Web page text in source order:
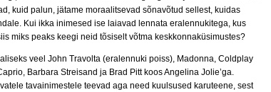
kuid palun, jätame moraalitsevad sõnavõtud sellest, kuidas
Kui ikka inimesed ise laiavad lennata eralennukitega, kus
miks peaks keegi neid tõsiselt võtma keskkonnaküsimustes?
veel John Travolta (eralennuki poiss), Madonna, Coldplay
Barbara Streisand ja Brad Pitt koos Angelina Jolie’ga.
tavainimestele teevad aga need kuulsused karuteene, sest